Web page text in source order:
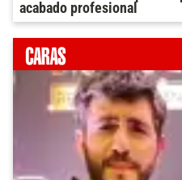
acabado profesional